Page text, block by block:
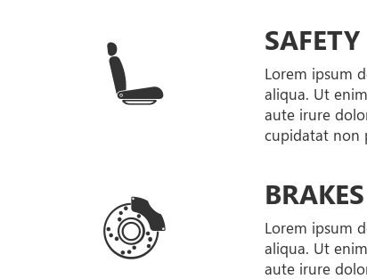
SAFETY
Lorem ipsum
aliqua. Ut
aute irure
cupidatat non
BRAKES
Lorem ipsum
aliqua. Ut
aute irure